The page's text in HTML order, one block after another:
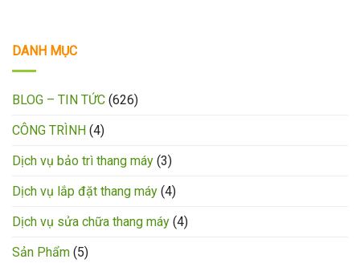
DANH MỤC
BLOG – TIN TỨC (626)
CÔNG TRÌNH (4)
Dịch vụ bảo trì thang máy (3)
Dịch vụ lắp đặt thang máy (4)
Dịch vụ sửa chữa thang máy (4)
Sản Phẩm (5)